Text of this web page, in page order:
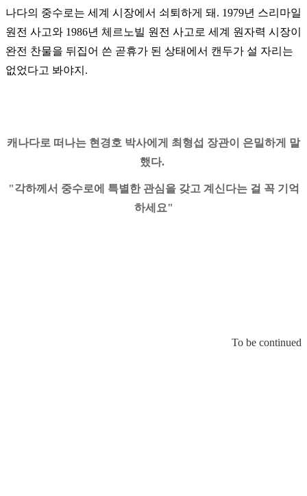
나다의 중수로는 세계 시장에서 쇠퇴하게 돼 . 1979년 스리마일
원전 사고와 1986년 체르노빌 원전 사고로 세계 원자력 시장이
완전 찬물을 뒤집어 쓴 곧휴가 된 상태에서 캔두가 설 자리는
없었다고 봐야지 .
캐나다로 떠나는 현경호 박사에게 최형섭 장관이 은밀하게 말
했다.
"각하께서 중수로에 특별한 관심을 갖고 계신다는 걸 꼭 기억
하세요"
To be continued